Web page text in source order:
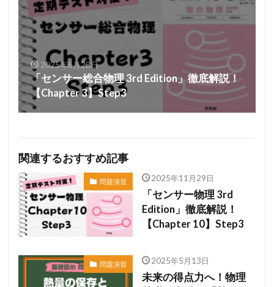
2025年6月28日
「センサー総合物理 3rd Edition」徹底解説！
【Chapter 3】Step3
関連するおすすめ記事
問題演習 2025年11月29日
「センサー物理 3rd
Edition」徹底解説！
【Chapter 10】Step3
問題演習 2025年5月13日
未来の得点力へ！物理